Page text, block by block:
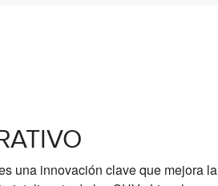
una innovación clave que mejora la